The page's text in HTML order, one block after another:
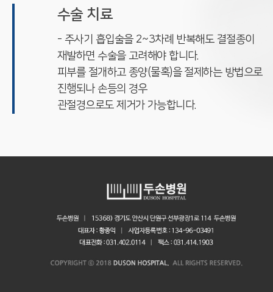
수술 치료
- 주사기 흡입술을 2~3차례 반복해도 결절종이
재발하면 수술을 고려해야 합니다.
피부를 절개하고 종양(물혹)을 절제하는 방법으로
진행되나 손등의 경우
관절경으로도 제거가 가능합니다.